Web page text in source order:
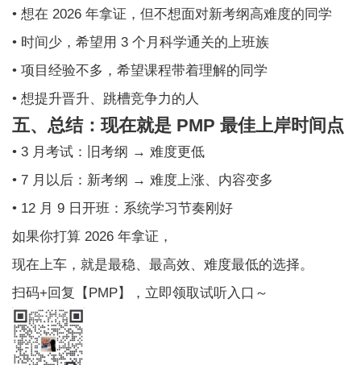
• 想在 2026 年拿证，但不想面对新考纲高难度的同学
• 时间少，希望用 3 个月科学通关的上班族
• 项目经验不多，希望课程带着理解的同学
• 想提升晋升、跳槽竞争力的人
五、总结：现在就是 PMP 最佳上岸时间点
• 3 月考试：旧考纲 → 难度更低
• 7 月以后：新考纲 → 难度上涨、内容变多
• 12 月 9 日开班：系统学习节奏刚好
如果你打算 2026 年拿证，
现在上车，就是最稳、最高效、难度最低的选择。
扫码+回复【PMP】，立即领取试听入口～